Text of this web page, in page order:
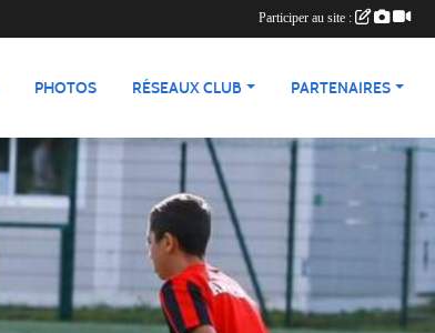
PHOTOS RÉSEAUX CLUB PARTENAIRES
Participer au site :